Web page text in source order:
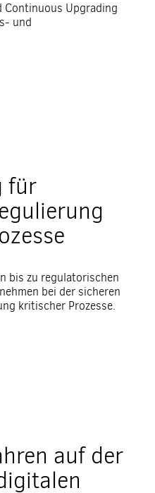
Continuous Upgrading
und
für
bis zu regulatorischen
bei der sicheren
kritischer Prozesse.
auf der